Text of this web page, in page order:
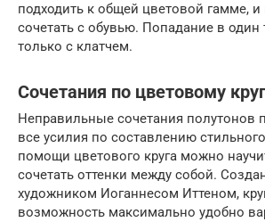
подходить к общей цветовой гамме,
сочетать с обувью. Попадание в один
только с клатчем.
Сочетания по цветовому
Неправильные сочетания полутонов
все усилия по составлению
помощи цветового круга можно
сочетать оттенки между собой.
художником Иоганнесом Иттеном,
возможность максимально удобно